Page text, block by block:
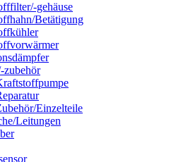
gehäuse
Betätigung
zubehör
Einzelteile
Leitungen